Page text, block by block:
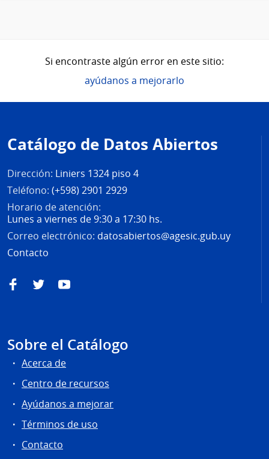
Si encontraste algún error en este sitio:
ayúdanos a mejorarlo
de
página
Catálogo de Datos Abiertos
Dirección: Liniers 1324 piso 4
Teléfono: (+598) 2901 2929
Horario de atención:
Lunes a viernes de 9:30 a 17:30 hs.
Correo electrónico: datosabiertos@agesic.gub.uy
Contacto
FacebookTwitterYouTube
Sobre el Catálogo
Acerca de
Centro de recursos
Ayúdanos a mejorar
Términos de uso
Contacto